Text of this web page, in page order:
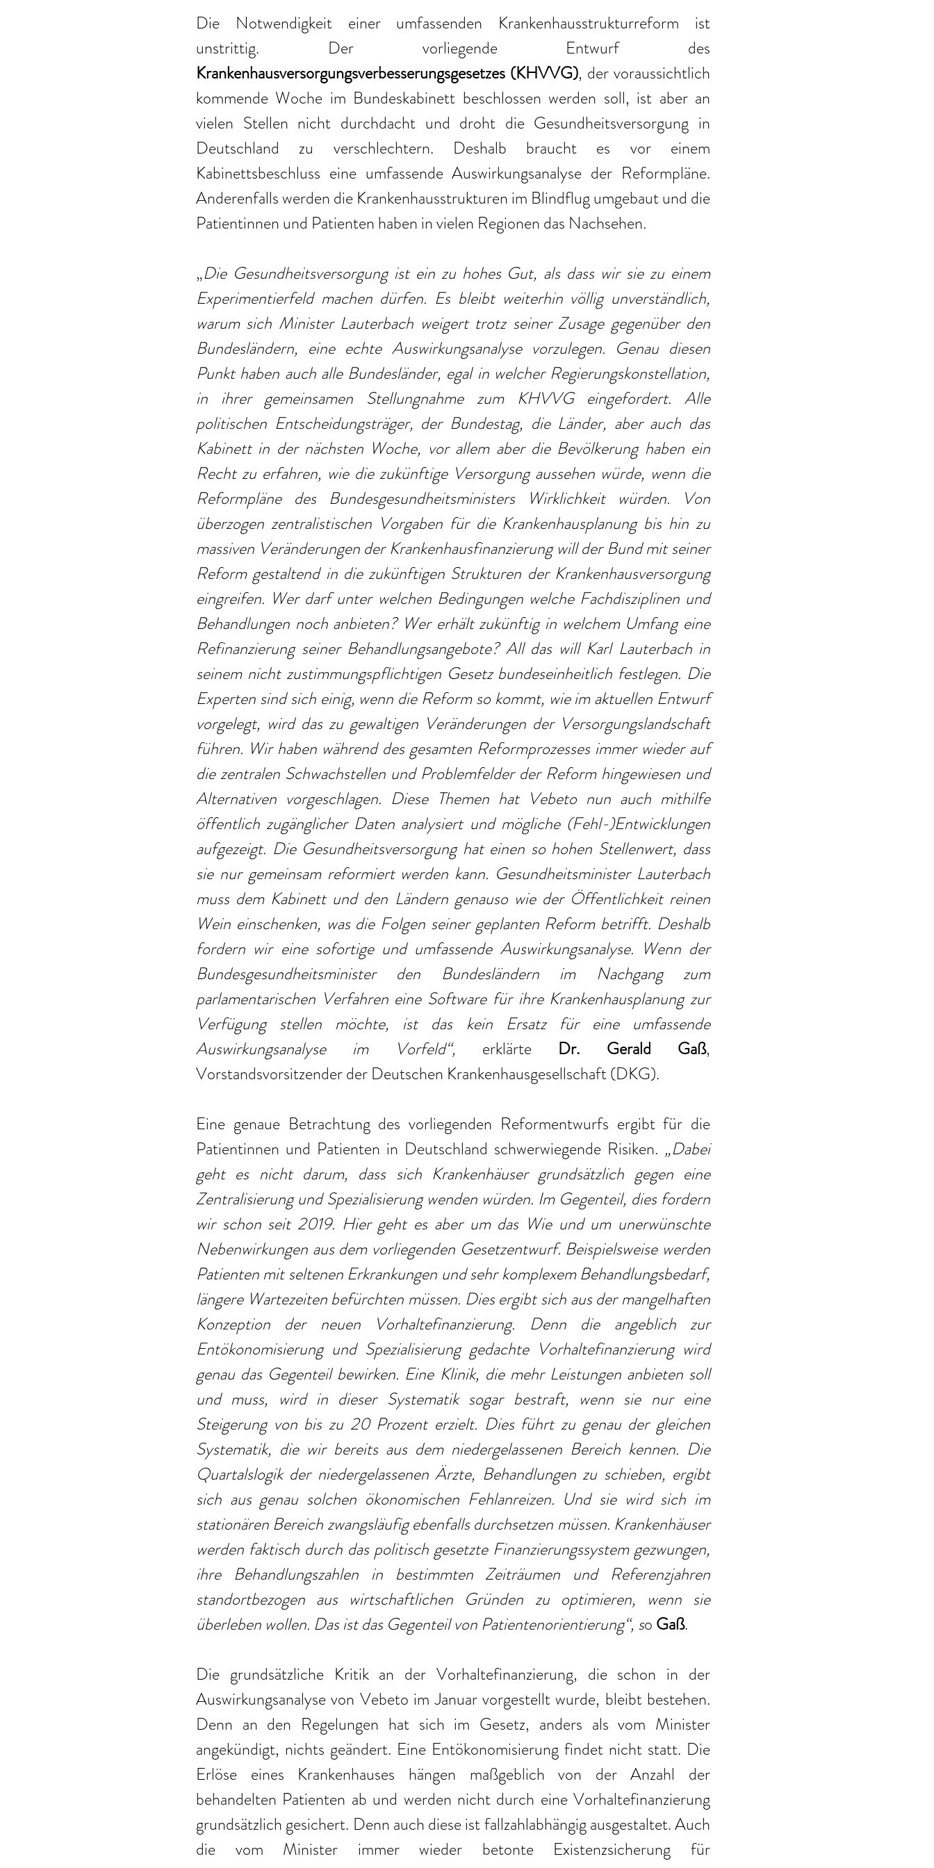
Die Notwendigkeit einer umfassenden Krankenhausstrukturreform ist
Krankenhausversorgungsverbesserungsgesetzes (KHVVG), der voraussichtlich
kommende Woche im Bundeskabinett beschlossen werden soll, ist aber an
vielen Stellen nicht durchdacht und droht die Gesundheitsversorgung in
Deutschland zu verschlechtern. Deshalb braucht es vor einem
Kabinettsbeschluss eine umfassende Auswirkungsanalyse der Reformpläne.
Anderenfalls werden die Krankenhausstrukturen im Blindflug umgebaut und die
Patientinnen und Patienten haben in vielen Regionen das Nachsehen.
„Die Gesundheitsversorgung ist ein zu hohes Gut, als dass wir sie zu einem
Experimentierfeld machen dürfen. Es bleibt weiterhin völlig unverständlich,
warum sich Minister Lauterbach weigert trotz seiner Zusage gegenüber den
Bundesländern, eine echte Auswirkungsanalyse vorzulegen. Genau diesen
Punkt haben auch alle Bundesländer, egal in welcher Regierungskonstellation,
in ihrer gemeinsamen Stellungnahme zum KHVVG eingefordert. Alle
politischen Entscheidungsträger, der Bundestag, die Länder, aber auch das
Kabinett in der nächsten Woche, vor allem aber die Bevölkerung haben ein
Recht zu erfahren, wie die zukünftige Versorgung aussehen würde, wenn die
Reformpläne des Bundesgesundheitsministers Wirklichkeit würden. Von
überzogen zentralistischen Vorgaben für die Krankenhausplanung bis hin zu
massiven Veränderungen der Krankenhausfinanzierung will der Bund mit seiner
Reform gestaltend in die zukünftigen Strukturen der Krankenhausversorgung
eingreifen. Wer darf unter welchen Bedingungen welche Fachdisziplinen und
Behandlungen noch anbieten? Wer erhält zukünftig in welchem Umfang eine
Refinanzierung seiner Behandlungsangebote? All das will Karl Lauterbach in
seinem nicht zustimmungspflichtigen Gesetz bundeseinheitlich festlegen. Die
Experten sind sich einig, wenn die Reform so kommt, wie im aktuellen Entwurf
vorgelegt, wird das zu gewaltigen Veränderungen der Versorgungslandschaft
führen. Wir haben während des gesamten Reformprozesses immer wieder auf
die zentralen Schwachstellen und Problemfelder der Reform hingewiesen und
Alternativen vorgeschlagen. Diese Themen hat Vebeto nun auch mithilfe
öffentlich zugänglicher Daten analysiert und mögliche (Fehl-)Entwicklungen
aufgezeigt. Die Gesundheitsversorgung hat einen so hohen Stellenwert, dass
sie nur gemeinsam reformiert werden kann. Gesundheitsminister Lauterbach
muss dem Kabinett und den Ländern genauso wie der Öffentlichkeit reinen
Wein einschenken, was die Folgen seiner geplanten Reform betrifft. Deshalb
fordern wir eine sofortige und umfassende Auswirkungsanalyse. Wenn der
Bundesgesundheitsminister den Bundesländern im Nachgang zum
parlamentarischen Verfahren eine Software für ihre Krankenhausplanung zur
Verfügung stellen möchte, ist das kein Ersatz für eine umfassende
Auswirkungsanalyse im Vorfeld“, erklärte Dr. Gerald Gaß,
Vorstandsvorsitzender der Deutschen Krankenhausgesellschaft (DKG).
Eine genaue Betrachtung des vorliegenden Reformentwurfs ergibt für die
Patientinnen und Patienten in Deutschland schwerwiegende Risiken. „Dabei
geht es nicht darum, dass sich Krankenhäuser grundsätzlich gegen eine
Zentralisierung und Spezialisierung wenden würden. Im Gegenteil, dies fordern
wir schon seit 2019. Hier geht es aber um das Wie und um unerwünschte
Nebenwirkungen aus dem vorliegenden Gesetzentwurf. Beispielsweise werden
Patienten mit seltenen Erkrankungen und sehr komplexem Behandlungsbedarf,
längere Wartezeiten befürchten müssen. Dies ergibt sich aus der mangelhaften
Konzeption der neuen Vorhaltefinanzierung. Denn die angeblich zur
Entökonomisierung und Spezialisierung gedachte Vorhaltefinanzierung wird
genau das Gegenteil bewirken. Eine Klinik, die mehr Leistungen anbieten soll
und muss, wird in dieser Systematik sogar bestraft, wenn sie nur eine
Steigerung von bis zu 20 Prozent erzielt. Dies führt zu genau der gleichen
Systematik, die wir bereits aus dem niedergelassenen Bereich kennen. Die
Quartalslogik der niedergelassenen Ärzte, Behandlungen zu schieben, ergibt
sich aus genau solchen ökonomischen Fehlanreizen. Und sie wird sich im
stationären Bereich zwangsläufig ebenfalls durchsetzen müssen. Krankenhäuser
werden faktisch durch das politisch gesetzte Finanzierungssystem gezwungen,
ihre Behandlungszahlen in bestimmten Zeiträumen und Referenzjahren
standortbezogen aus wirtschaftlichen Gründen zu optimieren, wenn sie
überleben wollen. Das ist das Gegenteil von Patientenorientierung“, so Gaß.
Die grundsätzliche Kritik an der Vorhaltefinanzierung, die schon in der
Auswirkungsanalyse von Vebeto im Januar vorgestellt wurde, bleibt bestehen.
Denn an den Regelungen hat sich im Gesetz, anders als vom Minister
angekündigt, nichts geändert. Eine Entökonomisierung findet nicht statt. Die
Erlöse eines Krankenhauses hängen maßgeblich von der Anzahl der
behandelten Patienten ab und werden nicht durch eine Vorhaltefinanzierung
grundsätzlich gesichert. Denn auch diese ist fallzahlabhängig ausgestaltet. Auch
die vom Minister immer wieder betonte Existenzsicherung für